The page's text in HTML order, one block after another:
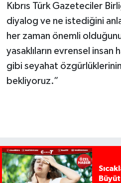
Kıbrıs Türk Gazeteciler
diyalog ve ne istediğini
her zaman önemli
yasaklıların evrensel insan
gibi seyahat
bekliyoruz.”